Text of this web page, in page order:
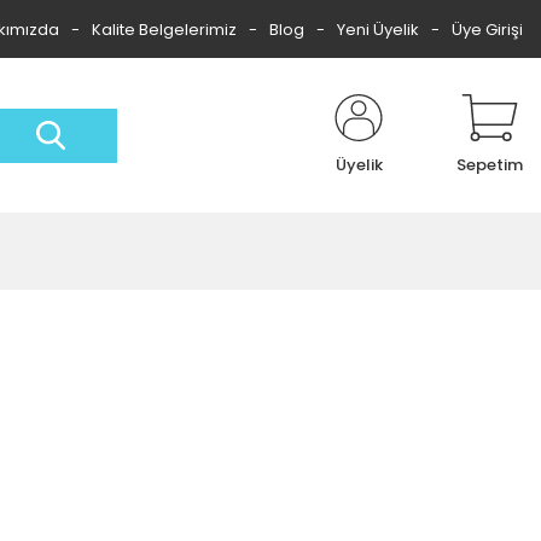
Kalite Belgelerimiz Blog Yeni Üyelik Üye Girişi
Üyelik Sepetim